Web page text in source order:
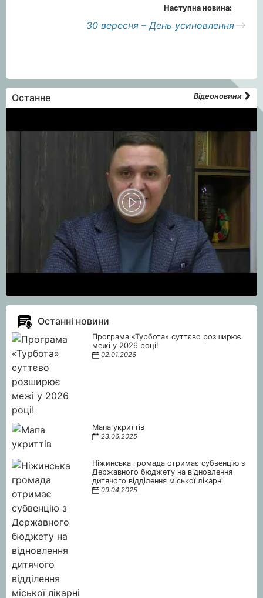
Наступна новина:
30 вересня – День усиновлення
Останне Відеоновини
Останні новини
Програма «Турбота» суттєво розширює
межі у 2026 році!
02.01.2026
Мапа укриттів
23.06.2025
Ніжинська громада отримає субвенцію з
Державного бюджету на відновлення
дитячого відділення міської лікарні
09.04.2025